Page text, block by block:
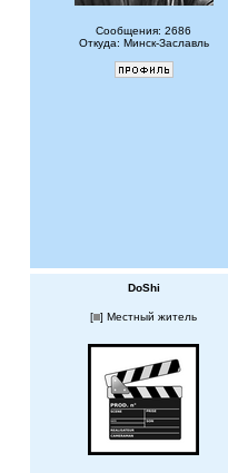
Сообщения: 2686
Откуда: Минск-Заславль
DoShi
[ ] Местный житель